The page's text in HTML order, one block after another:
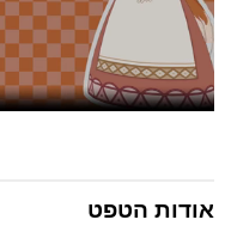
אודות הטפט